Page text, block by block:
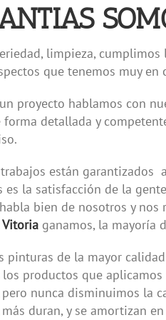
limpieza,
que tenemos muy en
proyecto hablamos con
detallada y
están garantizados
la satisfacción de la
bien de nosotros y
ganamos, la mayoría
de la mayor
los productos que
nunca disminuimos la
duran, y se amortizan